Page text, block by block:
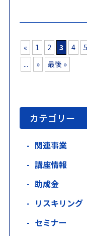
« 1 2 3 4 5
...
» 最後 »
カテゴリー
関連事業
講座情報
助成金
リスキリング
セミナー